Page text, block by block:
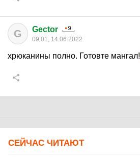
G Gector
09:01, 14.06.2022
хрюканины полно. Готовте мангал!
СЕЙЧАС ЧИТАЮТ